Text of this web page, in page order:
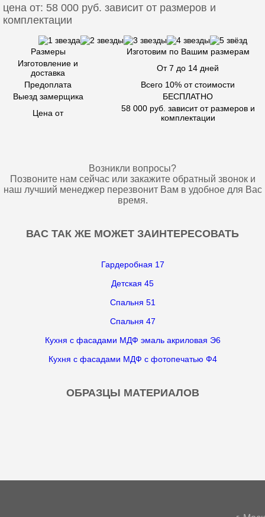
цена от: 58 000 руб. зависит от размеров и
комплектации
Размеры
Изготовим по Вашим размерам
Изготовление и
доставка
От 7 до 14 дней
Предоплата
Всего 10% от стоимости
Выезд замерщика
БЕСПЛАТНО
Цена от
58 000 руб. зависит от размеров и
комплектации
Возникли вопросы?
Позвоните нам сейчас или закажите обратный звонок и
наш лучший менеджер перезвонит Вам в удобное для Вас
время.
ВАС ТАК ЖЕ МОЖЕТ ЗАИНТЕРЕСОВАТЬ
Гардеробная 17
Детская 45
Спальня 51
Спальня 47
Кухня с фасадами МДФ эмаль акриловая Э6
Кухня с фасадами МДФ с фотопечатью Ф4
ОБРАЗЦЫ МАТЕРИАЛОВ